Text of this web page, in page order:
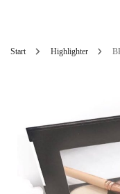
Start Highlighter